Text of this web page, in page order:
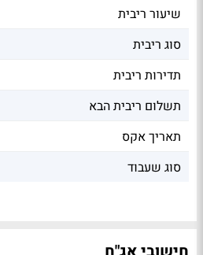
שיעור ריבית
סוג ריבית
תדירות ריבית
תשלום ריבית הבא
תאריך אקס
סוג שעבוד